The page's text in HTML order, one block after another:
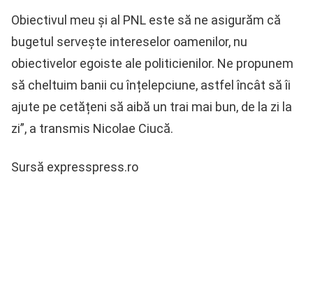
Obiectivul meu și al PNL este să ne asigurăm că
bugetul servește intereselor oamenilor, nu
obiectivelor egoiste ale politicienilor. Ne propunem
să cheltuim banii cu înțelepciune, astfel încât să îi
ajute pe cetățeni să aibă un trai mai bun, de la zi la
zi”, a transmis Nicolae Ciucă.
Sursă expresspress.ro